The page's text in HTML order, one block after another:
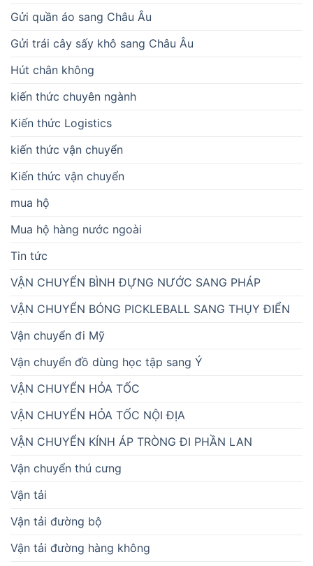
Gửi quần áo sang Châu Âu
Gửi trái cây sấy khô sang Châu Âu
Hút chân không
kiến thức chuyên ngành
Kiến thức Logistics
kiến thức vận chuyển
Kiến thức vận chuyển
mua hộ
Mua hộ hàng nước ngoài
Tin tức
VẬN CHUYỂN BÌNH ĐỰNG NƯỚC SANG PHÁP
VẬN CHUYỂN BÓNG PICKLEBALL SANG THỤY ĐIỂN
Vận chuyển đi Mỹ
Vận chuyển đồ dùng học tập sang Ý
VẬN CHUYỂN HỎA TỐC
VẬN CHUYỂN HỎA TỐC NỘI ĐỊA
VẬN CHUYỂN KÍNH ÁP TRÒNG ĐI PHẦN LAN
Vận chuyển thú cưng
Vận tải
Vận tải đường bộ
Vận tải đường hàng không